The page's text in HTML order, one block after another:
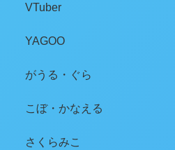
VTuber
YAGOO
がうる・ぐら
こぼ・かなえる
さくらみこ